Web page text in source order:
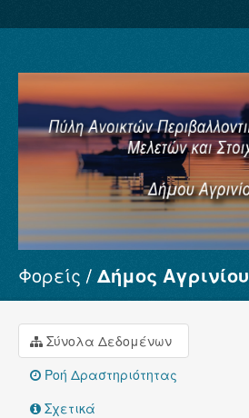
Σύνολα Δεδομένων
Φορείς
Ομάδες
Σχετικά
Φορείς Δήμος Αγρινίου
Σύνολα Δεδομένων
Ροή Δραστηριότητας
Σχετικά